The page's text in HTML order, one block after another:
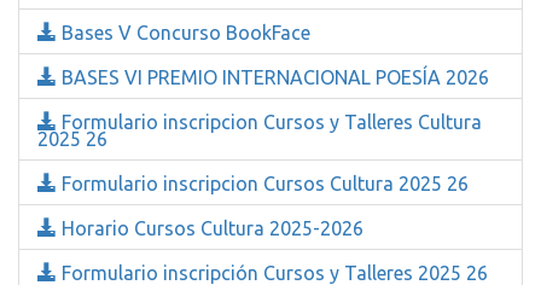
Bases V Concurso BookFace
BASES VI PREMIO INTERNACIONAL POESÍA 2026
Formulario inscripcion Cursos y Talleres Cultura
2025 26
Formulario inscripcion Cursos Cultura 2025 26
Horario Cursos Cultura 2025-2026
Formulario inscripción Cursos y Talleres 2025 26